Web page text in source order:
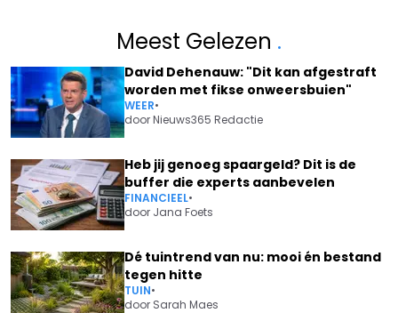
Meest Gelezen .
David Dehenauw: "Dit kan afgestraft
worden met fikse onweersbuien"
WEER•
doorNieuws365 Redactie
Heb jij genoeg spaargeld? Dit is de
buffer die experts aanbevelen
FINANCIEEL•
door Jana Foets
Dé tuintrend van nu: mooi én bestand
tegen hitte
TUIN•
door Sarah Maes